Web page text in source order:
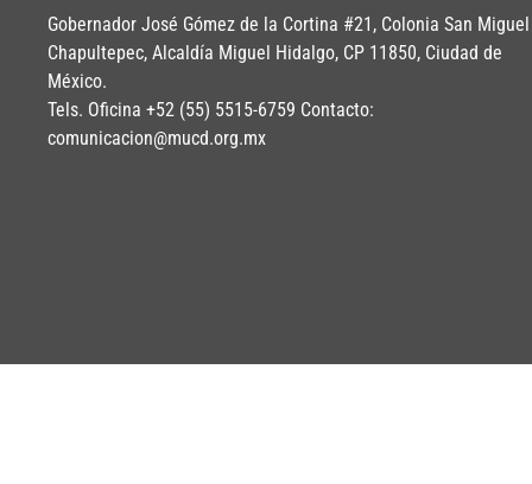
Gobernador José Gómez de la Cortina #21, Colonia San Miguel
Chapultepec, Alcaldía Miguel Hidalgo, CP 11850, Ciudad de
México.
Tels. Oficina +52 (55) 5515-6759 Contacto:
comunicacion@mucd.org.mx